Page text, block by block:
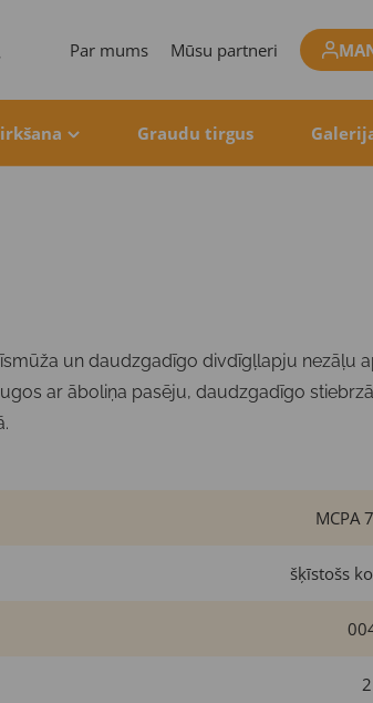
Par mums Mūsu partneri
Graudu tirgus
un daudzgadīgo divdīgļlapju nezāļu
ar āboliņa pasēju, daudzgadīgo
MCPA
šķīstošs
2